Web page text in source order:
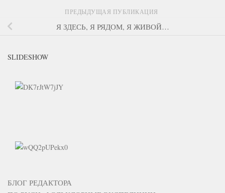
ПРЕДЫДУЩАЯ ПУБЛИКАЦИЯ
Я ЗДЕСЬ, Я РЯДОМ, Я ЖИВОЙ…
SLIDESHOW
БЛОГ РЕДАКТОРА